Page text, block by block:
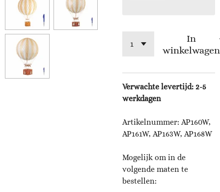
In
winkelwagen
Verwachte levertijd: 2-5
werkdagen
Artikelnummer: AP160W,
AP161W, AP163W, AP168W
Mogelijk om in de
volgende maten te
bestellen: